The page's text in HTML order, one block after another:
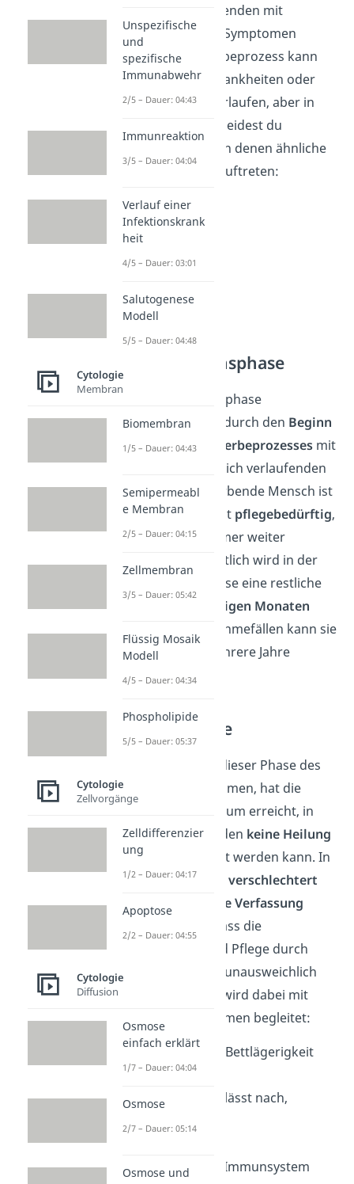
Zustand des Sterbenden mit
unterschiedlichen Symptomen
begleitet. Der Sterbeprozess kann
bei bestimmten Krankheiten oder
Unfällen kürzer verlaufen, aber in
der Regel unterscheidest du
folgende Phasen, in denen ähnliche
Sterbeanzeichen
auftreten:
Rehabilitationsphase
Die Rehabilitationsphase
kennzeichnet sich durch den Beginn
des natürlichen Sterbeprozesses mit
einer am Ende tödlich verlaufenden
Krankheit. Der sterbende Mensch ist
durch die Krankheit pflegebedürftig,
während diese immer weiter
voranschreitet. Zeitlich wird in der
Rehabilitationsphase eine restliche
einigen Monaten
erwartet. In Ausnahmefällen kann sie
sich auch über mehrere Jahre
strecken.
Terminalphase
Ist der Mensch in dieser Phase des
Sterbens angekommen, hat die
Krankheit ein Stadium erreicht, in
dem dem Sterbenden keine Heilung
mehr vorhergesagt werden kann. In
der Terminalphaseverschlechtert
sich die
körperliche Verfassung
nämlich so weit, dass die
Unterstützung und Pflege durch
andere Menschen unausweichlich
wird. Diese Phase wird dabei mit
folgenden Symptomen begleitet:
Schwäche und Bettlägerigkeit
Atemnot
Konzentration lässt nach,
geschwächtes Immunsystem
Unspezifische
und
spezifische
Immunabwehr
2/5 – Dauer: 04:43
Immunreaktion
3/5 – Dauer: 04:04
Verlauf einer
Infektionskrank
heit
4/5 – Dauer: 03:01
Salutogenese
Modell
5/5 – Dauer: 04:48
Cytologie
Membran
Biomembran
1/5 – Dauer: 04:43
Semipermeabl
e Membran
2/5 – Dauer: 04:15
Zellmembran
3/5 – Dauer: 05:42
Flüssig Mosaik
Modell
4/5 – Dauer: 04:34
Phospholipide
5/5 – Dauer: 05:37
Cytologie
Zellvorgänge
Zelldifferenzier
ung
1/2 – Dauer: 04:17
Apoptose
2/2 – Dauer: 04:55
Cytologie
Diffusion
Osmose
einfach erklärt
1/7 – Dauer: 04:04
Osmose
2/7 – Dauer: 05:14
Osmose und